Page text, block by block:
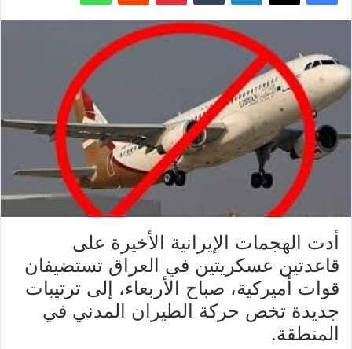
أدت الهجمات الإيرانية الأخيرة على
قاعدتين عسكريتين في العراق تستضيفان
قوات أميركية، صباح الأربعاء، إلى ترتيبات
جديدة تخص حركة الطيران المدني في
المنطقة.